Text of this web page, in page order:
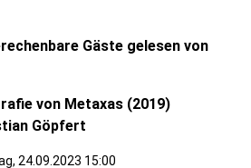
Gäste gelesen von
von Metaxas (2019)
Göpfert
24.09.2023 15:00